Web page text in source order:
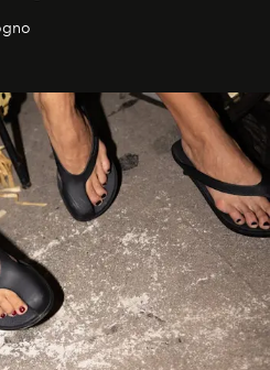
véritable voyage sensoriel.